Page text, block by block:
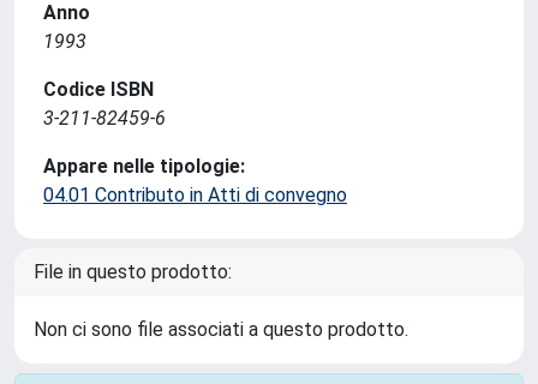
Anno
1993
Codice ISBN
3-211-82459-6
Appare nelle tipologie:
04.01 Contributo in Atti di convegno
File in questo prodotto:
Non ci sono file associati a questo prodotto.